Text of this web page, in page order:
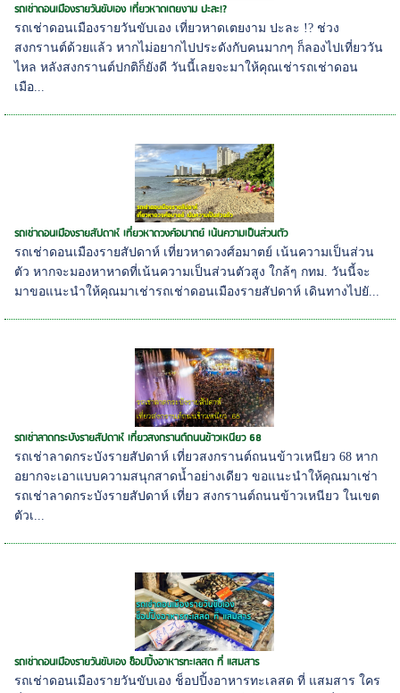
รถเช่าดอนเมืองรายวันขับเอง เที่ยวหาดเตยงาม ปะละ!?
รถเช่าดอนเมืองรายวันขับเอง เที่ยวหาดเตยงาม ปะละ !? ช่วง
สงกรานต์ด้วยแล้ว หากไม่อยากไปประดังกับคนมากๆ ก็ลองไปเที่ยววัน
ไหล หลังสงกรานต์ปกติก็ยังดี วันนี้เลยจะมาให้คุณเช่ารถเช่าดอน
เมือ...
รถเช่าดอนเมืองรายสัปดาห์ เที่ยวหาดวงศ์อมาตย์ เน้นความเป็นส่วนตัว
รถเช่าดอนเมืองรายสัปดาห์ เที่ยวหาดวงศ์อมาตย์ เน้นความเป็นส่วน
ตัว หากจะมองหาหาดที่เน้นความเป็นส่วนตัวสูง ใกล้ๆ กทม. วันนี้จะ
มาขอแนะนำให้คุณมาเช่ารถเช่าดอนเมืองรายสัปดาห์ เดินทางไปยั...
รถเช่าลาดกระบังรายสัปดาห์ เที่ยวสงกรานต์ถนนข้าวเหนียว 68
รถเช่าลาดกระบังรายสัปดาห์ เที่ยวสงกรานต์ถนนข้าวเหนียว 68 หาก
อยากจะเอาแบบความสนุกสาดน้ำอย่างเดียว ขอแนะนำให้คุณมาเช่า
รถเช่าลาดกระบังรายสัปดาห์ เที่ยว สงกรานต์ถนนข้าวเหนียว ในเขต
ตัวเ...
รถเช่าดอนเมืองรายวันขับเอง ช็อปปิ้งอาหารทะเลสด ที่ แสมสาร
รถเช่าดอนเมืองรายวันขับเอง ช็อปปิ้งอาหารทะเลสด ที่ แสมสาร ใคร